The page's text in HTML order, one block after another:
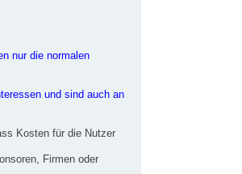
nur die normalen
und sind auch an
Kosten für die Nutzer
Firmen oder